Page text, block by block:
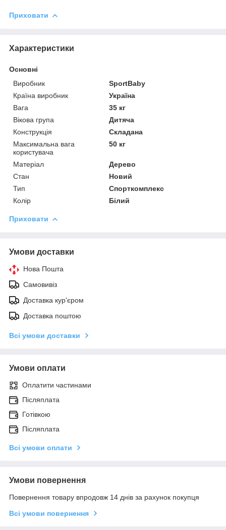
Приховати
Характеристики
Основні
Виробник
SportBaby
Країна виробник
Україна
Вага
35 кг
Вікова група
Дитяча
Конструкція
Складана
Максимальна вага
користувача
50 кг
Матеріал
Дерево
Стан
Новий
Тип
Спорткомплекс
Колір
Білий
Приховати
Умови доставки
Нова Пошта
Самовивіз
Доставка кур'єром
Доставка поштою
Всі умови доставки
Умови оплати
Оплатити частинами
Післяплата
Готівкою
Післяплата
Всі умови оплати
Умови повернення
Повернення товару впродовж 14 днів за рахунок покупця
Всі умови повернення